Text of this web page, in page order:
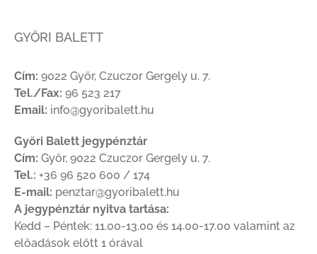
GYŐRI BALETT
Cím: 9022 Győr, Czuczor Gergely u. 7.
Tel./Fax: 96 523 217
Email: info@gyoribalett.hu
Győri Balett jegypénztár
Cím: Győr, 9022 Czuczor Gergely u. 7.
Tel.: +36 96 520 600 / 174
E-mail: penztar@gyoribalett.hu
A jegypénztár nyitva tartása:
Kedd – Péntek: 11.00-13.00 és 14.00-17.00 valamint az
előadások előtt 1 órával